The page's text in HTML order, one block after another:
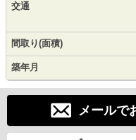
交通
間取り(面積)
築年月
メールで